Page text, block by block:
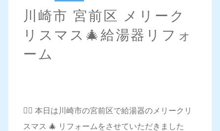
川崎市 宮前区 メリーク
リスマス🎄給湯器リフォ
ーム
💁‍♀️ 本日は川崎市の宮前区で給湯器のメリークリ
スマス 🎄 リフォームをさせていただきました